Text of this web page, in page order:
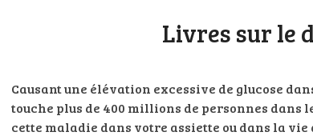
Livres sur le
Causant une élévation excessive de glucose
touche plus de 400 millions de personnes dans
cette maladie dans votre assiette ou dans la vie